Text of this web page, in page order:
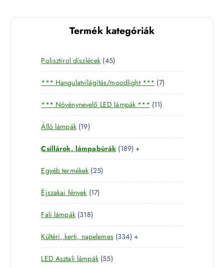
Termék kategóriák
Polisztirol díszlécek 454
5
t
e
r
m
k
*** Hangulatvilágítás/moodlight *** 77
t
r
é
*** Növénynevelő LED lámpák *** 111
1
e
m
k
Álló lámpák 191
9
t
e
r
m
é
k
Csillárok, lámpabúrák 1891
8
t
r
é
k
+
Egyéb termékek 252
5
e
m
é
k
Éjszakai fények 171
7
e
r
m
é
Fali lámpák 3183
1
8
t
e
Kültéri, kerti, napelemes 3343
3
+
LED Asztali lámpák 555